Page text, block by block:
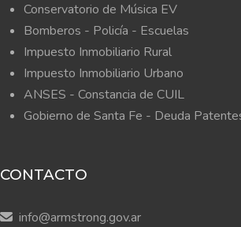
Conservatorio de Música EV
Bomberos - Policía - Escuelas
Impuesto Inmobiliario Rural
Impuesto Inmobiliario Urbano
ANSES - Constancia de CUIL
Gobierno de Santa Fe - Deuda
CONTACTO
info@armstrong.gov.ar